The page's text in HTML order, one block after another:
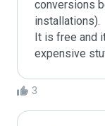
conversions
installations).
It is free and
expensive
3